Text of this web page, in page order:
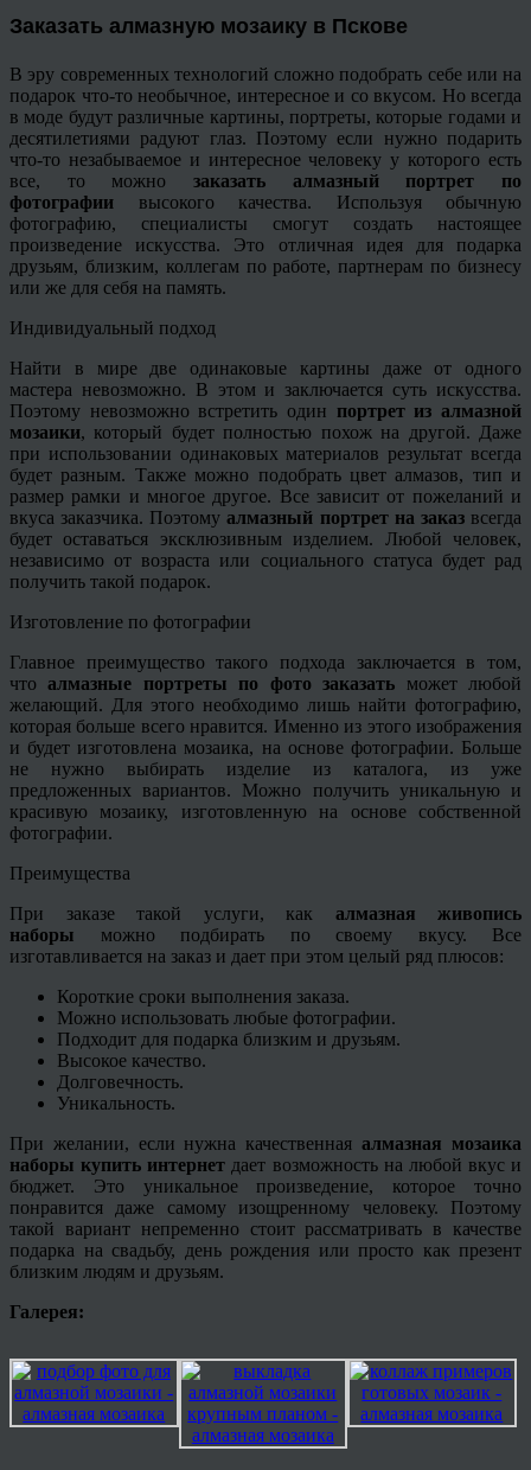
Заказать алмазную мозаику в Пскове
В эру современных технологий сложно подобрать себе или на
подарок что-то необычное, интересное и со вкусом. Но всегда
в моде будут различные картины, портреты, которые годами и
десятилетиями радуют глаз. Поэтому если нужно подарить
что-то незабываемое и интересное человеку у которого есть
все, то можно заказать алмазный портрет по
фотографии высокого качества. Используя обычную
фотографию, специалисты смогут создать настоящее
произведение искусства. Это отличная идея для подарка
друзьям, близким, коллегам по работе, партнерам по бизнесу
или же для себя на память.
Индивидуальный подход
Найти в мире две одинаковые картины даже от одного
мастера невозможно. В этом и заключается суть искусства.
Поэтому невозможно встретить один портрет из алмазной
мозаики, который будет полностью похож на другой. Даже
при использовании одинаковых материалов результат всегда
будет разным. Также можно подобрать цвет алмазов, тип и
размер рамки и многое другое. Все зависит от пожеланий и
вкуса заказчика. Поэтомуалмазный портрет на заказвсегда
будет оставаться эксклюзивным изделием. Любой человек,
независимо от возраста или социального статуса будет рад
получить такой подарок.
Изготовление по фотографии
Главное преимущество такого подхода заключается в том,
что алмазные портреты по фото заказать может любой
желающий. Для этого необходимо лишь найти фотографию,
которая больше всего нравится. Именно из этого изображения
и будет изготовлена мозаика, на основе фотографии. Больше
не нужно выбирать изделие из каталога, из уже
предложенных вариантов. Можно получить уникальную и
красивую мозаику, изготовленную на основе собственной
фотографии.
Преимущества
При заказе такой услуги, как алмазная живопись
наборы можно подбирать по своему вкусу. Все
изготавливается на заказ и дает при этом целый ряд плюсов:
Короткие сроки выполнения заказа.
Можно использовать любые фотографии.
Подходит для подарка близким и друзьям.
Высокое качество.
Долговечность.
Уникальность.
При желании, если нужна качественнаяалмазная мозаика
наборы купить интернет дает возможность на любой вкус и
бюджет. Это уникальное произведение, которое точно
понравится даже самому изощренному человеку. Поэтому
такой вариант непременно стоит рассматривать в качестве
подарка на свадьбу, день рождения или просто как презент
близким людям и друзьям.
Галерея: